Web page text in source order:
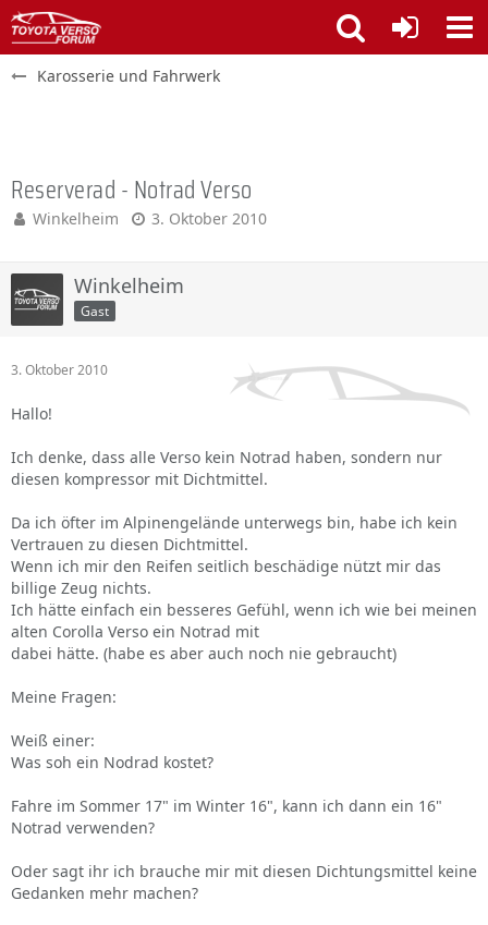
Karosserie und Fahrwerk
Reserverad - Notrad Verso
Winkelheim 3. Oktober 2010
Winkelheim
Gast
3. Oktober 2010
Hallo!
Ich denke, dass alle Verso kein Notrad haben, sondern nur
diesen kompressor mit Dichtmittel.
Da ich öfter im Alpinengelände unterwegs bin, habe ich kein
Vertrauen zu diesen Dichtmittel.
Wenn ich mir den Reifen seitlich beschädige nützt mir das
billige Zeug nichts.
Ich hätte einfach ein besseres Gefühl, wenn ich wie bei meinen
alten Corolla Verso ein Notrad mit
dabei hätte. (habe es aber auch noch nie gebraucht)
Meine Fragen:
Weiß einer:
Was soh ein Nodrad kostet?
Fahre im Sommer 17" im Winter 16", kann ich dann ein 16"
Notrad verwenden?
Oder sagt ihr ich brauche mir mit diesen Dichtungsmittel keine
Gedanken mehr machen?